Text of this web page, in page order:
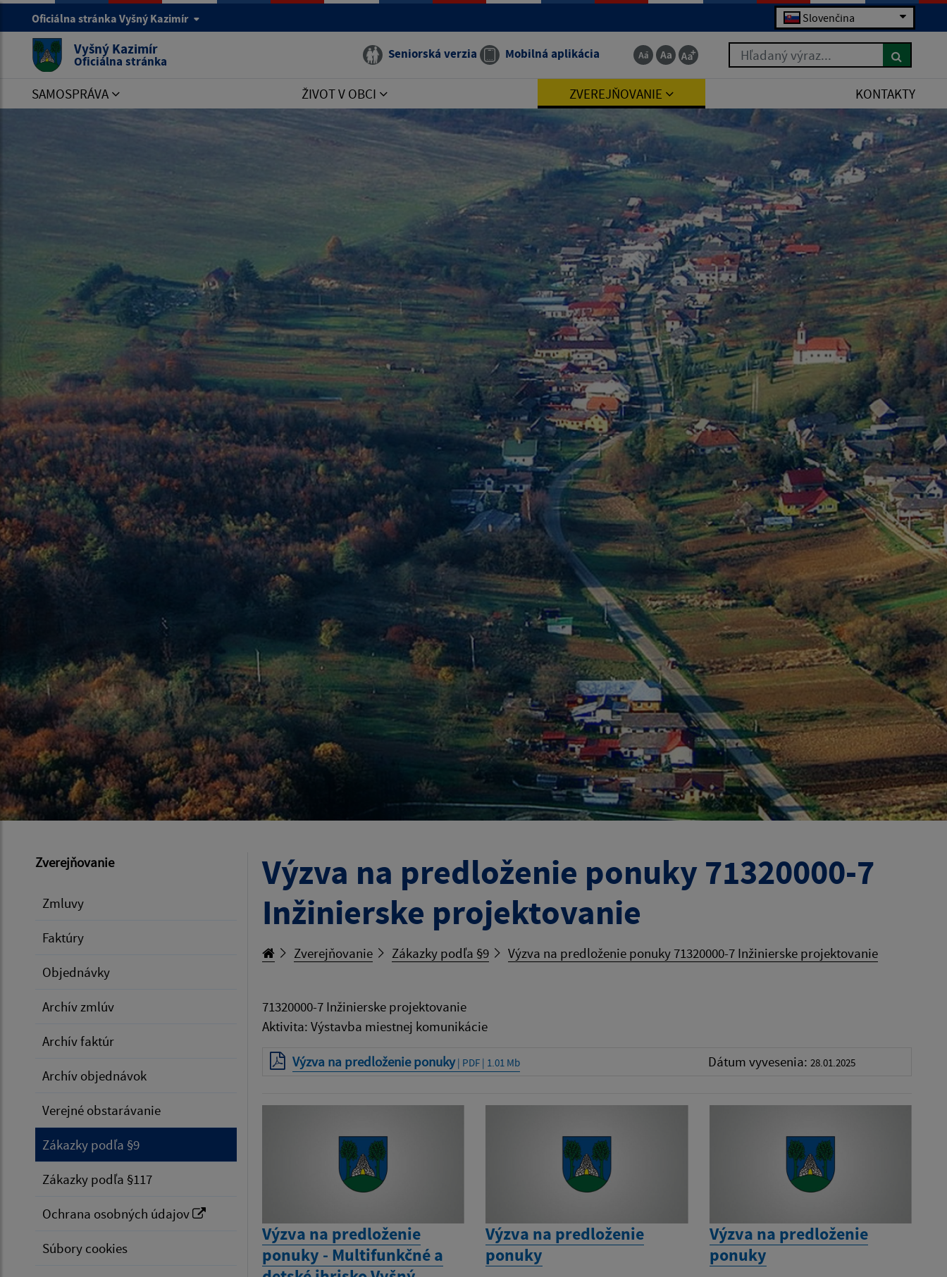
Oficiálna stránka Vyšný Kazimír Slovenčina
Vyšný Kazimír
Oficiálna stránka Seniorská verzia Mobilná aplikácia Hľadaný výraz...
SAMOSPRÁVA ŽIVOT V OBCI ZVEREJŇOVANIE KONTAKTY
Zverejňovanie
Zmluvy
Faktúry
Objednávky
Archív zmlúv
Archív faktúr
Archív objednávok
Verejné obstarávanie
Zákazky podľa §9
Zákazky podľa §117
Ochrana osobných údajov
Súbory cookies
Výzva na predloženie ponuky 71320000-7
Inžinierske projektovanie
Zverejňovanie Zákazky podľa §9 Výzva na predloženie ponuky 71320000-7 Inžinierske projektovanie
71320000-7 Inžinierske projektovanie
Aktivita: Výstavba miestnej komunikácie
Výzva na predloženie ponuky| PDF | 1.01 Mb Dátum vyvesenia: 28.01.2025
Výzva na predloženie
ponuky - Multifunkčné a
Výzva na predloženie
ponuky
Výzva na predloženie
ponuky